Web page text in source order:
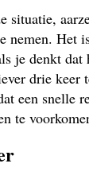
situatie,
nemen. Het
je denkt dat
drie keer
een snelle
te